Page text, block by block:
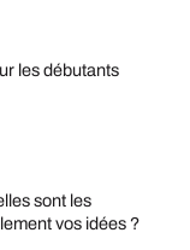
les débutants
sont les
vos idées ?